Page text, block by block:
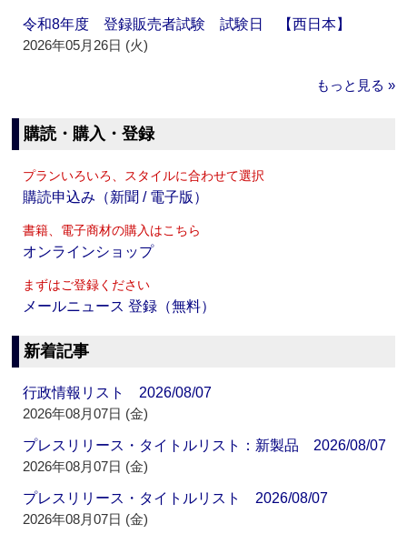
令和8年度 登録販売者試験 試験日 【西日本】
2026年05月26日 (火)
もっと見る »
購読・購入・登録
プランいろいろ、スタイルに合わせて選択
購読申込み（新聞 / 電子版）
書籍、電子商材の購入はこちら
オンラインショップ
まずはご登録ください
メールニュース 登録（無料）
新着記事
行政情報リスト 2026/08/07
2026年08月07日 (金)
プレスリリース・タイトルリスト：新製品 2026/08/07
2026年08月07日 (金)
プレスリリース・タイトルリスト 2026/08/07
2026年08月07日 (金)